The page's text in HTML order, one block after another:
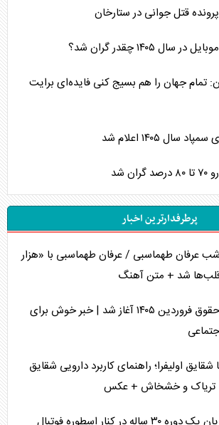
۱۴۰۵ چقدر گران شد؟
تمام جهان را هم بسیج کنی فایده‌ای برایت
۱۴۰۵ اعلام شد
شد
پرطرفدارترین اخبار
عرفان طهماسبی / عرفان طهماسبی با «هزار
شد + متن آهنگ
واریز مابه‌التفاوت حقوق فروردین ۱۴۰۵ آغاز شد | خبر خوش برای
اولیفرا؛ راهنمای کاربرد دارویی شقایق
با تریاک و خشخاش + عکس